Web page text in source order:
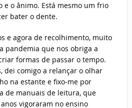
e o ânimo. Está mesmo um frio
bater o dente.
e agora de recolhimento, muito
pandemia que nos obriga a
formas de passar o tempo.
dei comigo a relançar o olhar
na estante e fixo-me por
de manuais de leitura, que
vigoraram no ensino